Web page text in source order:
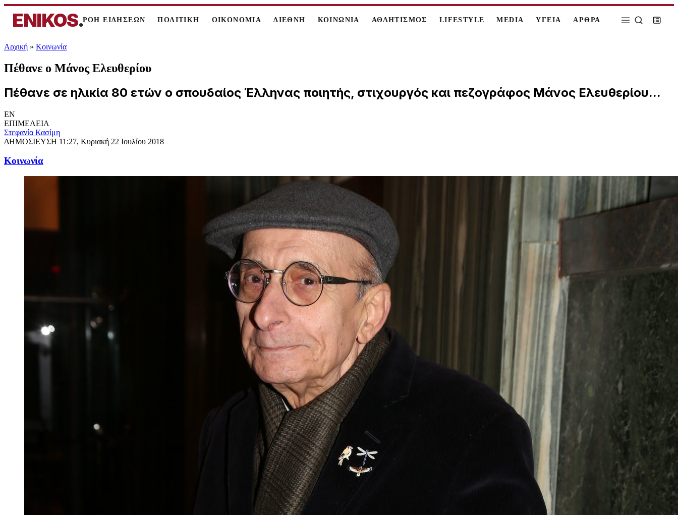
ENIKOS.ΡΟΗ ΕΙΔΗΣΕΩΝ ΠΟΛΙΤΙΚΗ ΟΙΚΟΝΟΜΙΑ ΔΙΕΘΝΗ ΚΟΙΝΩΝΙΑ ΑΘΛΗΤΙΣΜΟΣ LIFESTYLE MEDIA ΥΓΕΙΑ ΑΡΘΡΑ
Αρχική » Κοινωνία
Πέθανε ο Μάνος Ελευθερίου
Πέθανε σε ηλικία 80 ετών ο σπουδαίος Έλληνας ποιητής, στιχουργός και πεζογράφος Μάνος Ελευθερίου...
EN
ΕΠΙΜΕΛΕΙΑ
Στεφανία Κασίμη
ΔΗΜΟΣΙΕΥΣΗ 11:27, Κυριακή 22 Ιουλίου 2018
Κοινωνία